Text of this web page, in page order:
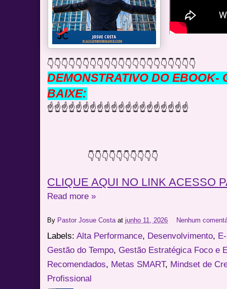
👇👇👇👇👇👇👇👇👇👇👇👇👇👇👇👇👇👇👇👇👇
DEMONSTRATIVO DO EBOOK-
BAIXE:
☝☝☝☝☝☝☝☝☝☝☝☝☝☝☝☝☝☝☝☝
👇👇👇👇👇👇👇👇👇👇
CLIQUE AQUI NO LINK ACESSO
Read more »
By Pastor Josue Costa atjunho 11, 2026 Nenhum
Labels:Alta Performance, Desenvolvimento,
Gestão do Tempo, Gestão Estratégica Foco e
Recomendados, Metas SMART, Mindset de
Profissional